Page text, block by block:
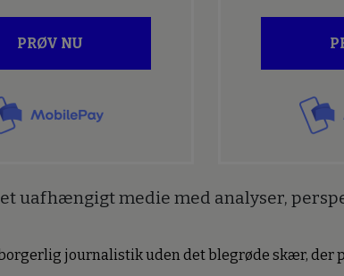
PRØV NU
uafhængigt medie med analyser,
journalistik uden det blegrøde skær, der